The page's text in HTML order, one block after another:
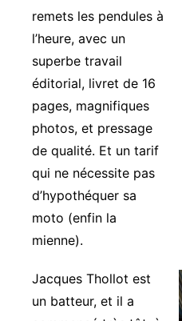
remets les pendules à
l’heure, avec un
superbe travail
éditorial, livret de 16
pages, magnifiques
photos, et pressage
de qualité. Et un tarif
qui ne nécessite pas
d’hypothéquer sa
moto (enfin la
mienne).
Jacques Thollot est
un batteur, et il a